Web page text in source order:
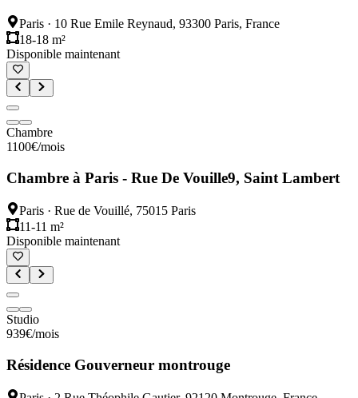
Paris · 10 Rue Emile Reynaud, 93300 Paris, France
18-18 m²
Disponible maintenant
Chambre
1100€/mois
Chambre à Paris - Rue De Vouille9, Saint Lambert
Paris · Rue de Vouillé, 75015 Paris
11-11 m²
Disponible maintenant
Studio
939€/mois
Résidence Gouverneur montrouge